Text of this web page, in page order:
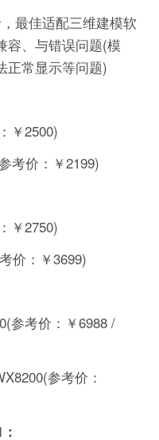
最佳适配三维建模软
容、与错误问题(模
正常显示等问题)
￥2500)
考价：￥2199)
￥2750)
价：￥3699)
参考价：￥6988 /
参考价：